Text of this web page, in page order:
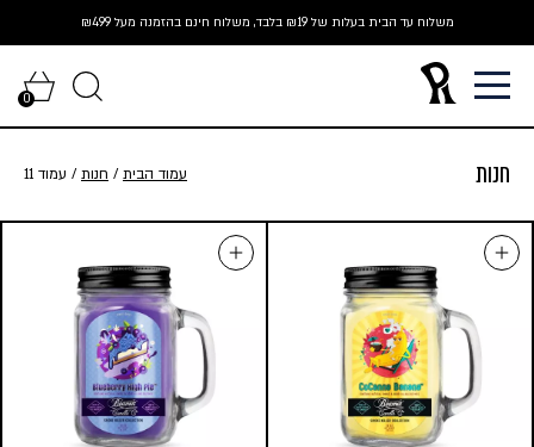
to
content
משלוח עד הבית בעלות של ₪19 בלבד, משלוח חינם בהזמנה מעל ₪499
0
חנות עמוד הבית/ חנות/ עמוד 11